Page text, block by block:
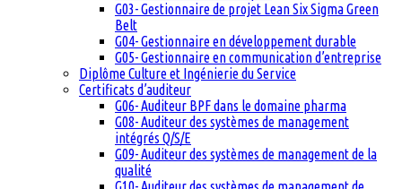
G03- Gestionnaire de projet Lean Six Sigma Green
Belt
G04- Gestionnaire en développement durable
G05- Gestionnaire en communication d’entreprise
Diplôme Culture et Ingénierie du Service
Certificats d’auditeur
G06- Auditeur BPF dans le domaine pharma
G08- Auditeur des systèmes de management
intégrés Q/S/E
G09- Auditeur des systèmes de management de la
qualité